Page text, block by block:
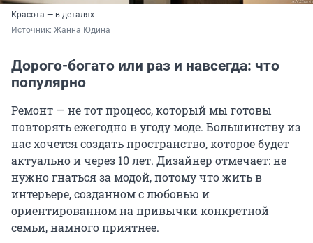
Красота — в деталях
Источник: Жанна Юдина
Дорого-богато или раз и навсегда: что
популярно
Ремонт — не тот процесс, который мы готовы
повторять ежегодно в угоду моде. Большинству из
нас хочется создать пространство, которое будет
актуально и через 10 лет. Дизайнер отмечает: не
нужно гнаться за модой, потому что жить в
интерьере, созданном с любовью и
ориентированном на привычки конкретной
семьи, намного приятнее.